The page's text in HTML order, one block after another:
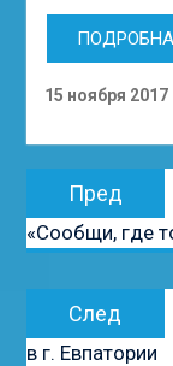
15 ноября 2017
Навигация
записям
Пред
«Сообщи, где
След
в г. Евпатории